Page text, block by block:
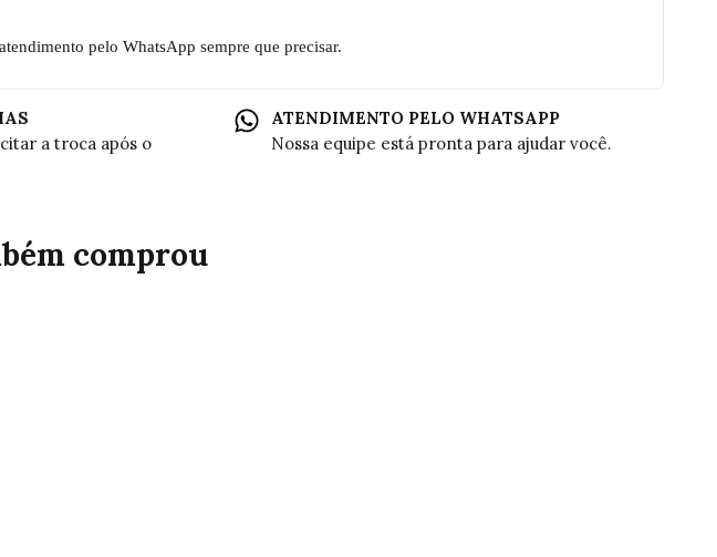
pelo WhatsApp sempre que precisar.
a troca após o
ATENDIMENTO PELO WHATSAPP
Nossa equipe está pronta para ajudar você.
comprou